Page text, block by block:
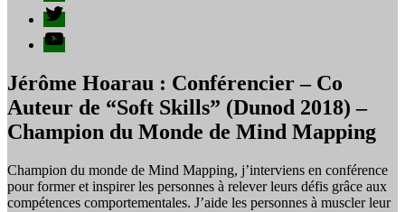
Twitter
YouTube
Jérôme Hoarau : Conférencier – Co
Auteur de “Soft Skills” (Dunod 2018) –
Champion du Monde de Mind Mapping
Champion du monde de Mind Mapping, j’interviens en conférence
pour former et inspirer les personnes à relever leurs défis grâce aux
compétences comportementales. J’aide les personnes à muscler leur